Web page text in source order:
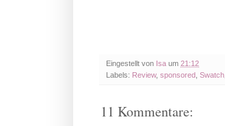
Eingestellt von Isa um 21:12
Labels: Review, sponsored Swatch
11 Kommentare: